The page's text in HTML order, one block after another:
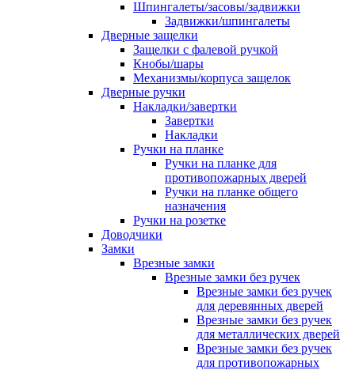
Шпингалеты/засовы/задвижки
Задвижки/шпингалеты
Дверные защелки
Защелки с фалевой ручкой
Кнобы/шары
Механизмы/корпуса защелок
Дверные ручки
Накладки/завертки
Завертки
Накладки
Ручки на планке
Ручки на планке для
противопожарных дверей
Ручки на планке общего
назначения
Ручки на розетке
Доводчики
Замки
Врезные замки
Врезные замки без ручек
Врезные замки без ручек
для деревянных дверей
Врезные замки без ручек
для металлических дверей
Врезные замки без ручек
для противопожарных